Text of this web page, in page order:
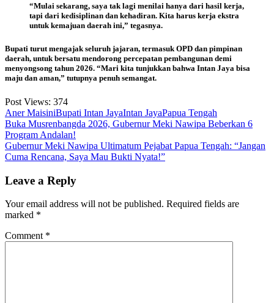
“Mulai sekarang, saya tak lagi menilai hanya dari hasil kerja,
tapi dari kedisiplinan dan kehadiran. Kita harus kerja ekstra
untuk kemajuan daerah ini,” tegasnya.
Bupati turut mengajak seluruh jajaran, termasuk OPD dan pimpinan
daerah, untuk bersatu mendorong percepatan pembangunan demi
menyongsong tahun 2026. “Mari kita tunjukkan bahwa Intan Jaya bisa
maju dan aman,” tutupnya penuh semangat.
Post Views: 374
Aner MaisiniBupati Intan JayaIntan JayaPapua Tengah
Post
navigation
Buka Musrenbangda 2026, Gubernur Meki Nawipa Beberkan 6
Program Andalan!
Gubernur Meki Nawipa Ultimatum Pejabat Papua Tengah: “Jangan
Cuma Rencana, Saya Mau Bukti Nyata!”
Leave a Reply
Your email address will not be published. Required fields are
marked *
Comment *